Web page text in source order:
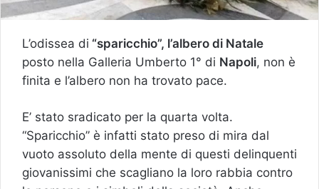
L’odissea di “sparicchio”, l’albero di Natale
posto nella Galleria Umberto 1° di Napoli, non è
finita e l’albero non ha trovato pace.
E’ stato sradicato per la quarta volta.
“Sparicchio” è infatti stato preso di mira dal
vuoto assoluto della mente di questi delinquenti
giovanissimi che scagliano la loro rabbia contro